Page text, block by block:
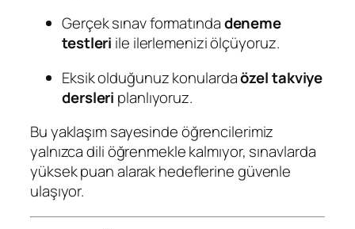
Gerçek sınav formatındadeneme
testleri ile ilerlemenizi ölçüyoruz.
Eksik olduğunuz konulardaözel takviye
dersleri planlıyoruz.
Bu yaklaşım sayesinde öğrencilerimiz
yalnızca dili öğrenmekle kalmıyor, sınavlarda
yüksek puan alarak hedeflerine güvenle
ulaşıyor.